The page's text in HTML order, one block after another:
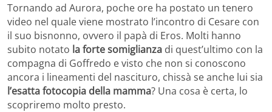
Tornando ad Aurora, poche ore ha postato un tenero
video nel quale viene mostrato l’incontro di Cesare con
il suo bisnonno, ovvero il papà di Eros. Molti hanno
subito notato la forte somiglianza di quest’ultimo con la
compagna di Goffredo e visto che non si conoscono
ancora i lineamenti del nascituro, chissà se anche lui sia
l’esatta fotocopia della mamma? Una cosa è certa, lo
scopriremo molto presto.